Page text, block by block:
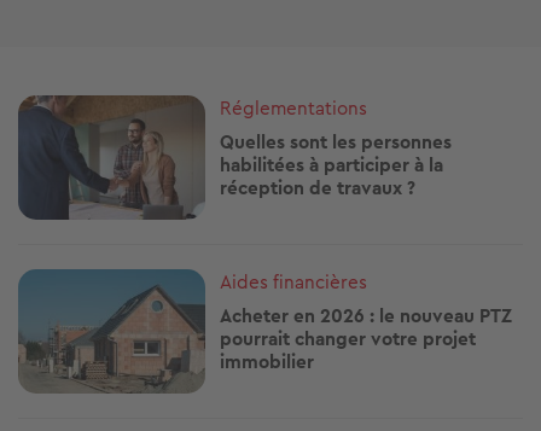
Image
Réglementations
Quelles sont les personnes
habilitées à participer à la
réception de travaux ?
Image
Aides financières
Acheter en 2026 : le nouveau PTZ
pourrait changer votre projet
immobilier